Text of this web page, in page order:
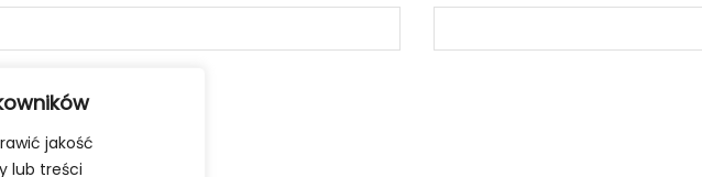
jakość
lub treści